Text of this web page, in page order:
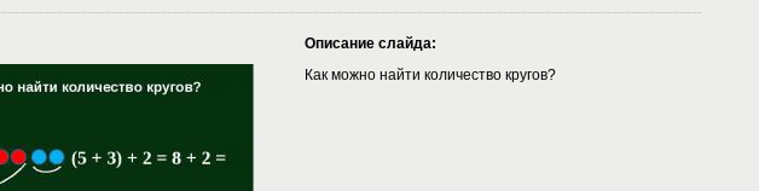
Описание слайда:
Как можно найти количество кругов?